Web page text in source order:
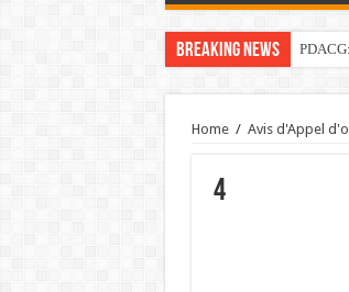
Breaking News
Home / Avis d'Appel
4